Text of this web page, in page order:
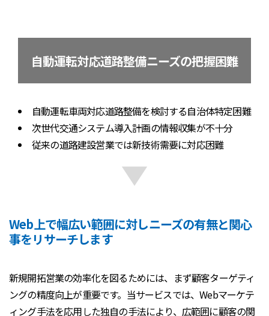
自動運転対応道路整備ニーズの把握困難
自動運転車両対応道路整備を検討する自治体特定困難
次世代交通システム導入計画の情報収集が不十分
従来の道路建設営業では新技術需要に対応困難
Web上で幅広い範囲に対しニーズの有無と関心
事をリサーチします
新規開拓営業の効率化を図るためには、まず顧客ターゲティ
ングの精度向上が重要です。当サービスでは、Webマーケテ
ィング手法を応用した独自の手法により、広範囲に顧客の関